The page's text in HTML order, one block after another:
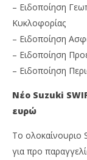
– Ειδοποίηση
Κυκλοφορίας
– Ειδοποίηση
– Ειδοποίηση
– Ειδοποίηση
Νέο Suzuki
ευρώ
Το ολοκαίνουριο
για προ